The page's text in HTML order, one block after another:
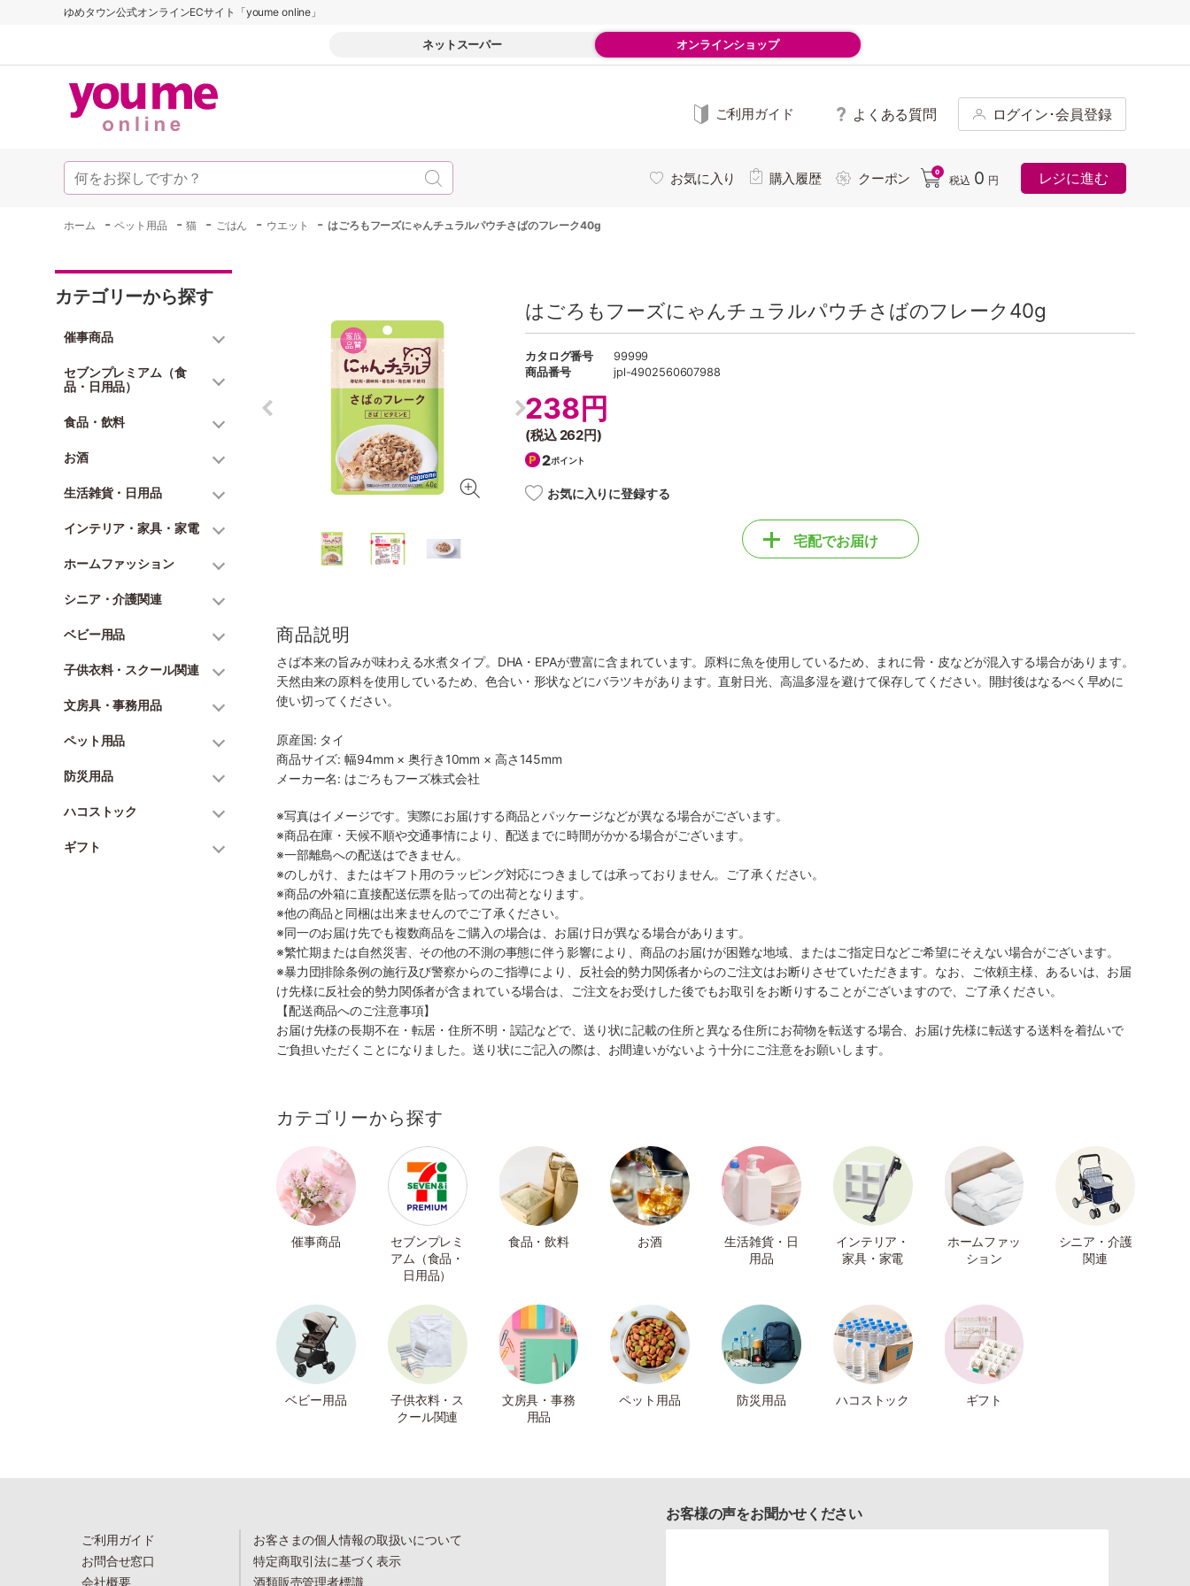
ゆめタウン公式オンラインECサイト「youme online」
ネットスーパー オンラインショップ
ご利用ガイド よくある質問 ログイン･会員登録
お気に入り 購入履歴 クーポン 0
税込 0 円 レジに進む
ホーム -ペット用品 -猫 - ごはん - ウエット - はごろもフーズにゃんチュラルパウチさばのフレーク40g
カテゴリーから探す
催事商品
セブンプレミアム（食
品・日用品）
食品・飲料
お酒
生活雑貨・日用品
インテリア・家具・家電
ホームファッション
シニア・介護関連
ベビー用品
子供衣料・スクール関連
文房具・事務用品
ペット用品
防災用品
ハコストック
ギフト
はごろもフーズにゃんチュラルパウチさばのフレーク40g
カタログ番号
99999
商品番号
jpl-4902560607988
238円
(税込262円)
2ポイント
お気に入りに登録する
宅配でお届け
商品説明
さば本来の旨みが味わえる水煮タイプ。DHA・EPAが豊富に含まれています。原料に魚を使用しているため、まれに骨・皮などが混入する場合があります。
天然由来の原料を使用しているため、色合い・形状などにバラツキがあります。直射日光、高温多湿を避けて保存してください。開封後はなるべく早めに
使い切ってください。
原産国: タイ
商品サイズ: 幅94mm × 奥行き10mm × 高さ145mm
メーカー名: はごろもフーズ株式会社
※写真はイメージです。実際にお届けする商品とパッケージなどが異なる場合がございます。
※商品在庫・天候不順や交通事情により、配送までに時間がかかる場合がございます。
※一部離島への配送はできません。
※のしがけ、またはギフト用のラッピング対応につきましては承っておりません。ご了承ください。
※商品の外箱に直接配送伝票を貼っての出荷となります。
※他の商品と同梱は出来ませんのでご了承ください。
※同一のお届け先でも複数商品をご購入の場合は、お届け日が異なる場合があります。
※繁忙期または自然災害、その他の不測の事態に伴う影響により、商品のお届けが困難な地域、またはご指定日などご希望にそえない場合がございます。
※暴力団排除条例の施行及び警察からのご指導により、反社会的勢力関係者からのご注文はお断りさせていただきます。なお、ご依頼主様、あるいは、お届
け先様に反社会的勢力関係者が含まれている場合は、ご注文をお受けした後でもお取引をお断りすることがございますので、ご了承ください。
【配送商品へのご注意事項】
お届け先様の長期不在・転居・住所不明・誤記などで、送り状に記載の住所と異なる住所にお荷物を転送する場合、お届け先様に転送する送料を着払いで
ご負担いただくことになりました。送り状にご記入の際は、お間違いがないよう十分にご注意をお願いします。
カテゴリーから探す
催事商品
セブンプレミ
アム（食品・
日用品）
食品・飲料 お酒
生活雑貨・日
用品
インテリア・
家具・家電
ホームファッ
ション
シニア・介護
関連
ベビー用品
子供衣料・ス
クール関連
文房具・事務
用品
ペット用品 防災用品 ハコストック ギフト
ご利用ガイド
お問合せ窓口
会社概要
お客さまの個人情報の取扱いについて
特定商取引法に基づく表示
酒類販売管理者標識
お客様の声をお聞かせください